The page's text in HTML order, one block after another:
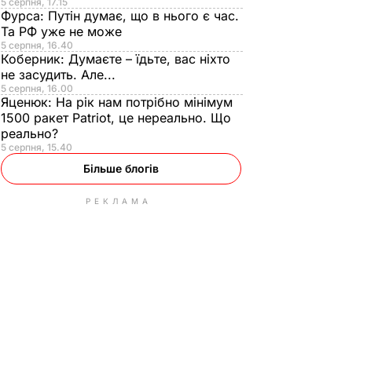
Фурса: Путін думає, що в нього є час.
Та РФ уже не може
5 серпня, 16.40
Коберник: Думаєте – їдьте, вас ніхто
не засудить. Але...
5 серпня, 16.00
Яценюк: На рік нам потрібно мінімум
1500 ракет Patriot, це нереально. Що
реально?
5 серпня, 15.40
Більше блогів
РЕКЛАМА